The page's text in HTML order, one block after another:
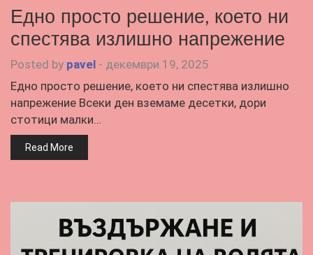
Едно просто решение, което ни
спестява излишно напрежение
Posted by pavel - декември 19, 2025
Едно просто решение, което ни спестява излишно
напрежение Всеки ден вземаме десетки, дори
стотици малки…
Read More